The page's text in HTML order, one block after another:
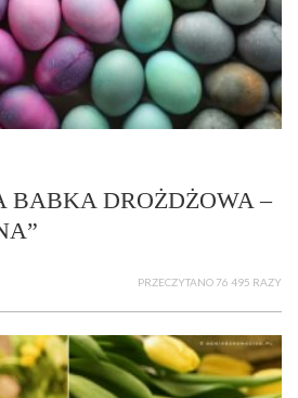
BABKA DROŻDŻOWA –
PRZECZYTANO 76 495 RAZY